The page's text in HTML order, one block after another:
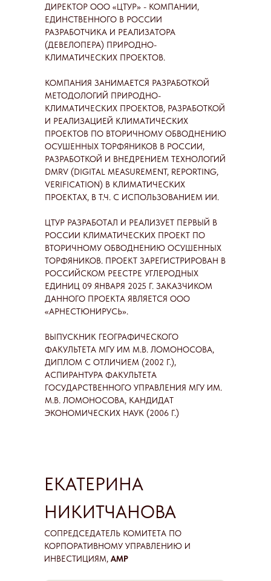
СОПРЕДСЕДАТЕЛЬ КОМИТЕТА ПО
КОРПОРАТИВНОМУ УПРАВЛЕНИЮ И
ИНВЕСТИЦИЯМ, АМР
ЕКАТЕРИНА
НИКИТЧАНОВА
ДИРЕКТОР ООО «ЦТУР» - КОМПАНИИ,
ЕДИНСТВЕННОГО В РОССИИ
РАЗРАБОТЧИКА И РЕАЛИЗАТОРА
(ДЕВЕЛОПЕРА) ПРИРОДНО-
КЛИМАТИЧЕСКИХ ПРОЕКТОВ.
КОМПАНИЯ ЗАНИМАЕТСЯ РАЗРАБОТКОЙ
МЕТОДОЛОГИЙ ПРИРОДНО-
КЛИМАТИЧЕСКИХ ПРОЕКТОВ, РАЗРАБОТКОЙ
И РЕАЛИЗАЦИЕЙ КЛИМАТИЧЕСКИХ
ПРОЕКТОВ ПО ВТОРИЧНОМУ ОБВОДНЕНИЮ
ОСУШЕННЫХ ТОРФЯНИКОВ В РОССИИ,
РАЗРАБОТКОЙ И ВНЕДРЕНИЕМ ТЕХНОЛОГИЙ
DMRV (DIGITAL MEASUREMENT, REPORTING,
VERIFICATION) В КЛИМАТИЧЕСКИХ
ПРОЕКТАХ, В Т.Ч. С ИСПОЛЬЗОВАНИЕМ ИИ.
ЦТУР РАЗРАБОТАЛ И РЕАЛИЗУЕТ ПЕРВЫЙ В
РОССИИ КЛИМАТИЧЕСКИХ ПРОЕКТ ПО
ВТОРИЧНОМУ ОБВОДНЕНИЮ ОСУШЕННЫХ
ТОРФЯНИКОВ. ПРОЕКТ ЗАРЕГИСТРИРОВАН В
РОССИЙСКОМ РЕЕСТРЕ УГЛЕРОДНЫХ
ЕДИНИЦ 09 ЯНВАРЯ 2025 Г. ЗАКАЗЧИКОМ
ДАННОГО ПРОЕКТА ЯВЛЯЕТСЯ ООО
«АРНЕСТЮНИРУСЬ».
ВЫПУСКНИК ГЕОГРАФИЧЕСКОГО
ФАКУЛЬТЕТА МГУ ИМ М.В. ЛОМОНОСОВА,
ДИПЛОМ С ОТЛИЧИЕМ (2002 Г.),
АСПИРАНТУРА ФАКУЛЬТЕТА
ГОСУДАРСТВЕННОГО УПРАВЛЕНИЯ МГУ ИМ.
М.В. ЛОМОНОСОВА, КАНДИДАТ
ЭКОНОМИЧЕСКИХ НАУК (2006 Г.)